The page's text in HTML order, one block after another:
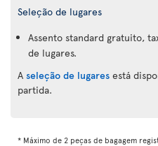
Seleção de lugares
Assento standard gratuito,
de lugares.
A seleção de lugares está
partida.
* Máximo de 2 peças de bagagem